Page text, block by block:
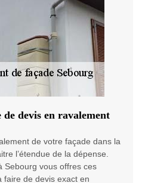
devis en ravalement
de votre façade dans la
l’étendue de la dépense.
Sebourg vous offres ces
faire de devis exact en